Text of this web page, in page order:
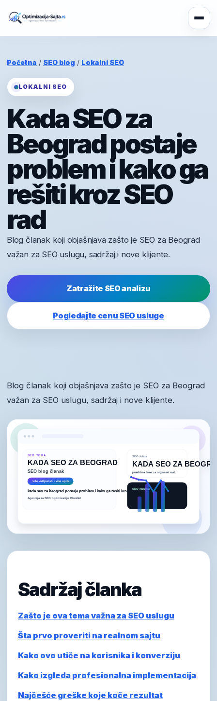
Početna / SEO blog / Lokalni SEO
LOKALNI SEO
Kada SEO za
Beograd postaje
problem i kako ga
rešiti kroz SEO
rad
Blog članak koji objašnjava zašto je SEO za Beograd
važan za SEO uslugu, sadržaj i nove klijente.
Zatražite SEO analizu
Pogledajte cenu SEO usluge
Blog članak koji objašnjava zašto je SEO za Beograd
važan za SEO uslugu, sadržaj i nove klijente.
Sadržaj članka
Zašto je ova tema važna za SEO uslugu
Šta prvo proveriti na realnom sajtu
Kako ovo utiče na korisnika i konverziju
Kako izgleda profesionalna implementacija
Najčešće greške koje koče rezultat